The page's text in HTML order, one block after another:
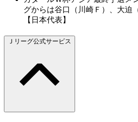
グからは谷口（川崎Ｆ）、大迫
【日本代表】
Ｊリーグ公式サービス